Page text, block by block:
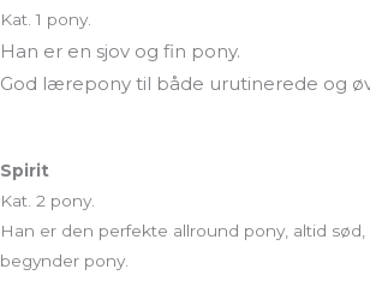
Kat. 1 pony.
Han er en sjov og fin pony.
God lærepony til både urutinerede og
Spirit
Kat. 2 pony.
Han er den perfekte allround pony, altid
begynder pony.